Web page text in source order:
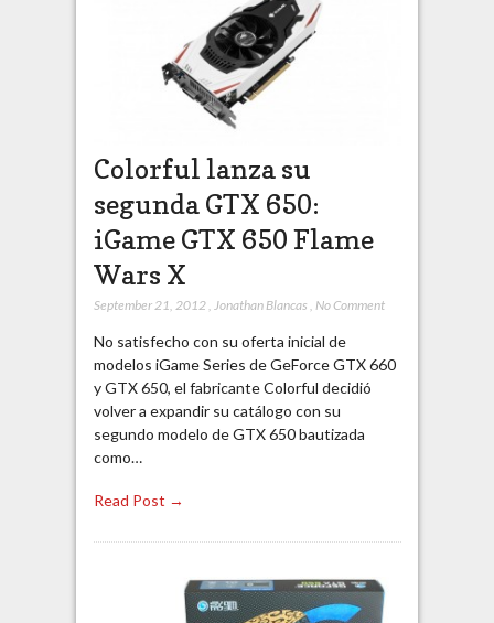
Colorful lanza su
segunda GTX 650:
iGame GTX 650 Flame
Wars X
September 21, 2012, Jonathan Blancas , No Comment
No satisfecho con su oferta inicial de
modelos iGame Series de GeForce GTX 660
y GTX 650, el fabricante Colorful decidió
volver a expandir su catálogo con su
segundo modelo de GTX 650 bautizada
como…
Read Post →